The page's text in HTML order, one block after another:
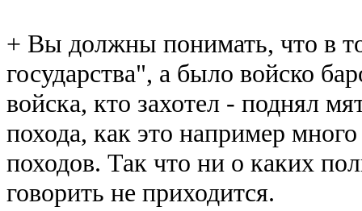
+ Вы должны понимать, что в
государства", а было войско
войска, кто захотел - поднял
похода, как это например
походов. Так что ни о каких
говорить не приходится.